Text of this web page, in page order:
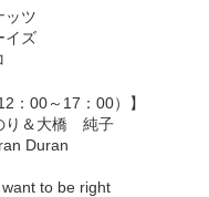
ツ
ズ
：00～17：00）】
＆大橋 純子
Duran
to be right